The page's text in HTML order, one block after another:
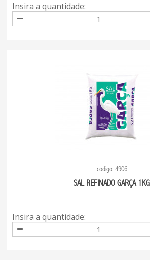
Insira a quantidade:
codigo: 4906
SAL REFINADO GARÇA 1KG
Insira a quantidade: